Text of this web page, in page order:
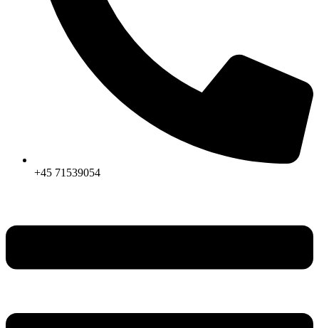
+45 71539054